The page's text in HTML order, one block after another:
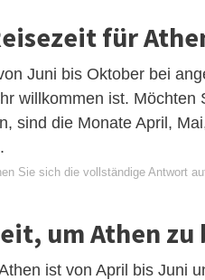
für
Juni bis Oktober bei
willkommen ist.
sind die Monate April,
Sie sich die vollständige Antwort
um Athen zu
ist von April bis Juni